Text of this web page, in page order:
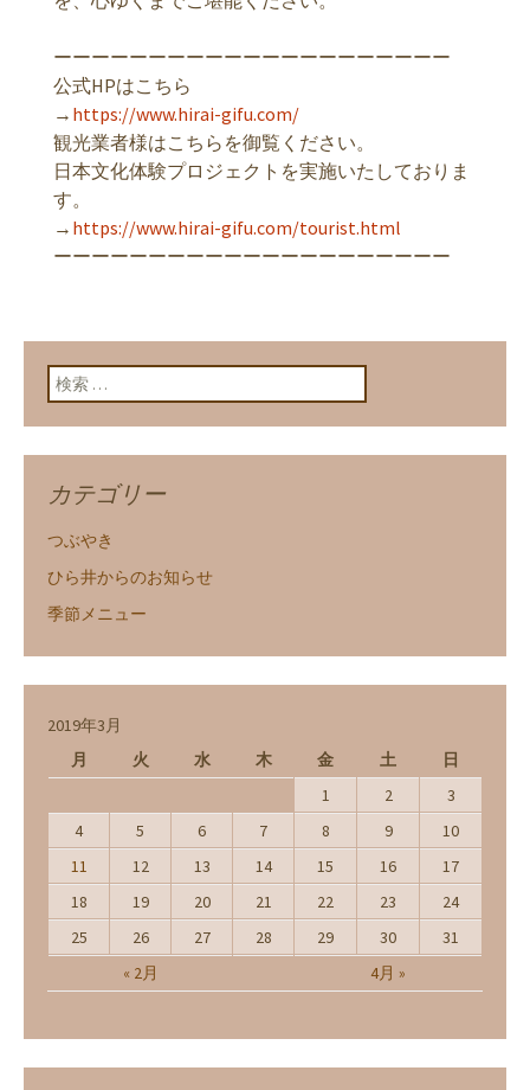
ーーーーーーーーーーーーーーーーーーーーー
公式HPはこちら
→ https://www.hirai-gifu.com/
観光業者様はこちらを御覧ください。
日本文化体験プロジェクトを実施いたしておりま
す。
→ https://www.hirai-gifu.com/tourist.html
ーーーーーーーーーーーーーーーーーーーーー
検索:
カテゴリー
つぶやき
ひら井からのお知らせ
季節メニュー
2019年3月
月
火 水 木 金 土 日
« 2月 4月 »
1 2
3
4
5 6 7 8 9
10
11
12 13 14 15 16
17
18
19 20 21 22 23
24
25
26 27 28 29 30 31